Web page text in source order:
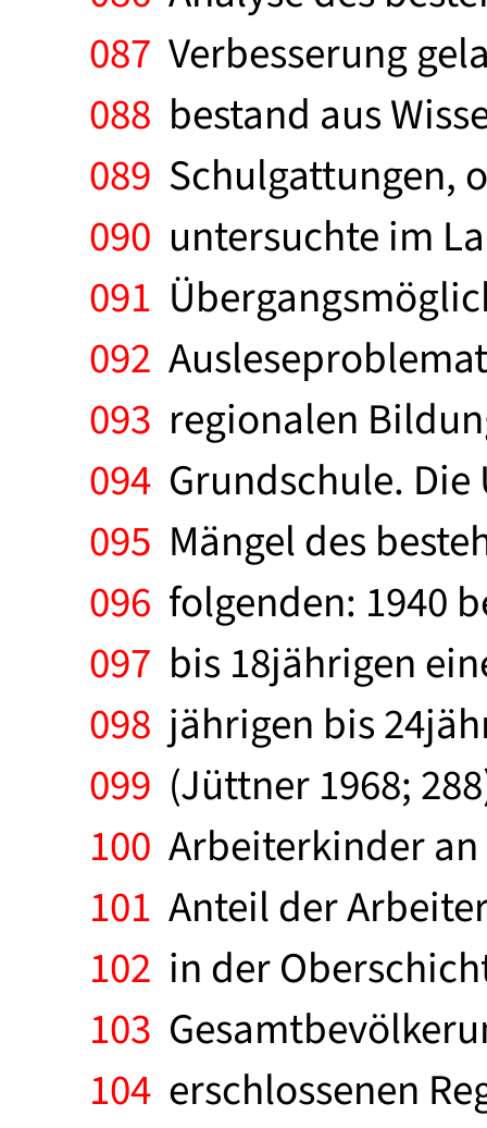
087 Verbesserung
088 bestand aus
089 Schulgattungen,
090 untersuchte im
091
092
093 regionalen
094 Grundschule.
095 Mängel des
096 folgenden: 1940
097 bis 18jährigen
098 jährigen bis
099 (Jüttner 1968;
100 Arbeiterkinder
101 Anteil der
102 in der
103
104 erschlossenen